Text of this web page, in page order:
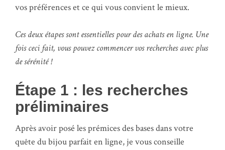
vos préférences et ce qui vous convient le mieux.
Ces deux étapes sont essentielles pour des achats en ligne. Une
fois ceci fait, vous pouvez commencer vos recherches avec plus
de sérénité !
Étape 1 : les recherches
préliminaires
Après avoir posé les prémices des bases dans votre
quête du bijou parfait en ligne, je vous conseille